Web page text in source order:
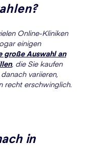
Online-Kliniken
einigen
große Auswahl an
, die Sie kaufen
variieren,
recht erschwinglich.
in